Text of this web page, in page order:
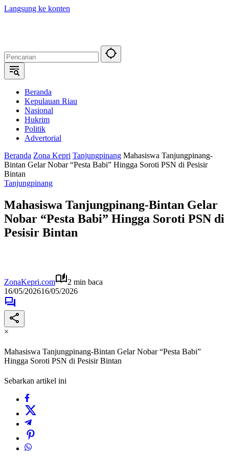
Langsung ke konten
Beranda
Kepulauan Riau
Nasional
Hukrim
Politik
Advertorial
Beranda Zona Kepri Tanjungpinang Mahasiswa Tanjungpinang-
Bintan Gelar Nobar “Pesta Babi” Hingga Soroti PSN di Pesisir
Bintan
Tanjungpinang
Mahasiswa Tanjungpinang-Bintan Gelar
Nobar “Pesta Babi” Hingga Soroti PSN di
Pesisir Bintan
ZonaKepri.com
2 min baca
16/05/202616/05/2026
×
Mahasiswa Tanjungpinang-Bintan Gelar Nobar “Pesta Babi”
Hingga Soroti PSN di Pesisir Bintan
Sebarkan artikel ini